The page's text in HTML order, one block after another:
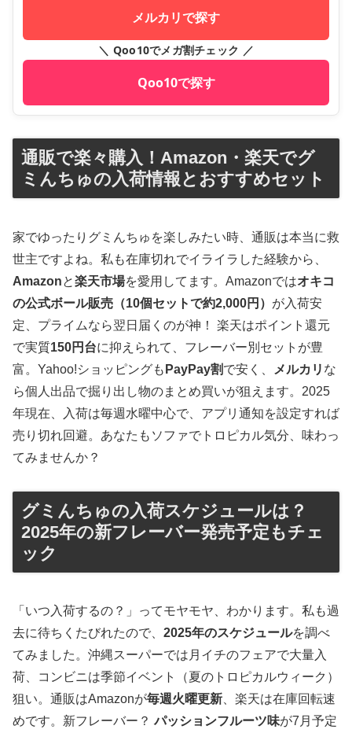
メルカリで探す
＼ Qoo10でメガ割チェック ／
Qoo10で探す
通販で楽々購入！Amazon・楽天でグ
ミんちゅの入荷情報とおすすめセット
家でゆったりグミんちゅを楽しみたい時、通販は本当に救
世主ですよね。私も在庫切れでイライラした経験から、
Amazonと楽天市場を愛用してます。Amazonではオキコ
の公式ボール販売（10個セットで約2,000円） が入荷安
定、プライムなら翌日届くのが神！ 楽天はポイント還元
で実質150円台に抑えられて、フレーバー別セットが豊
富。Yahoo!ショッピングも PayPay割で安く、 メルカリ な
ら個人出品で掘り出し物のまとめ買いが狙えます。2025
年現在、入荷は毎週水曜中心で、アプリ通知を設定すれば
売り切れ回避。あなたもソファでトロピカル気分、味わっ
てみませんか？
グミんちゅの入荷スケジュールは？
2025年の新フレーバー発売予定もチェ
ック
「いつ入荷するの？」ってモヤモヤ、わかります。私も過
去に待ちくたびれたので、 2025年のスケジュールを調べ
てみました。沖縄スーパーでは月イチのフェアで大量入
荷、コンビニは季節イベント（夏のトロピカルウィーク）
狙い。通販はAmazonが毎週火曜更新 、楽天は在庫回転速
めです。新フレーバー？パッションフルーツ味が7月予定